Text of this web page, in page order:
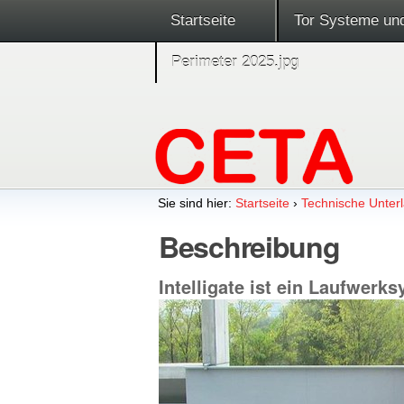
Startseite Tor Systeme
Perimeter 2025.jpg
Sie sind hier: Startseite ›Technische
Beschreibung
Intelligate ist ein